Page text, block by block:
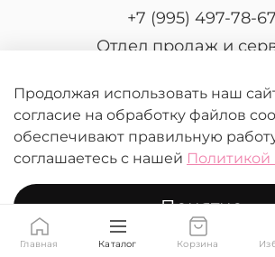
+7 (995) 497-78-67
Отдел продаж и
© 2026 FERRASKIN.
Любое использование контента без
разрешения запрещено
Продолжая использовать наш
согласие на обработку файлов
обеспечивают правильную
соглашаетесь с нашей Политикой
Понятно
Главная Каталог Корзина